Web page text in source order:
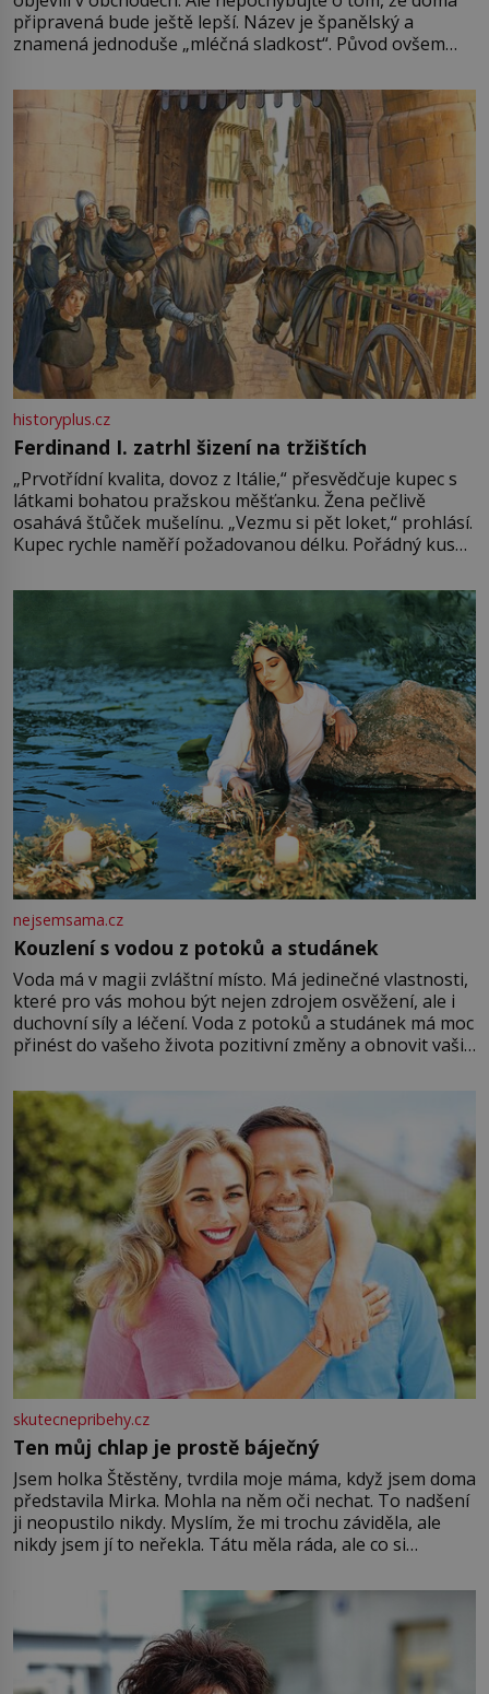
připravená bude ještě lepší. Název je španělský a
znamená jednoduše „mléčná sladkost“. Původ ovšem
pře hned několik latinskoamerických zemí a k tomu
Francie, kde se traduje,
historyplus.cz
Ferdinand I. zatrhl šizení na tržištích
„Prvotřídní kvalita, dovoz z Itálie,“ přesvědčuje kupec s
látkami bohatou pražskou měšťanku. Žena pečlivě
osahává štůček mušelínu. „Vezmu si pět loket,“ prohlásí.
Kupec rychle naměří požadovanou délku. Pořádný kus
milostpaní. Stačí jenom na sukni,“ zhodnotí švadlena
množství růžového mušelínu. „Ošidili vás, podívejte.“
nejsemsama.cz
Kouzlení s vodou z potoků a studánek
Voda má v magii zvláštní místo. Má jedinečné vlastnosti,
které pro vás mohou být nejen zdrojem osvěžení, ale i
duchovní síly a léčení. Voda z potoků a studánek má moc
přinést do vašeho života pozitivní změny a obnovit vaši
můžete obohatit své rituály a přinést do svého života
větší harmonii a klid. Je důležité
skutecnepribehy.cz
Ten můj chlap je prostě báječný
Jsem holka Štěstěny, tvrdila moje máma, když jsem doma
představila Mirka. Mohla na něm oči nechat. To nadšení
ji neopustilo nikdy. Myslím, že mi trochu záviděla, ale
nikdy jsem jí to neřekla. Tátu měla ráda, ale co si
Jsme spolu moc rádi Tehdy byla jiná doba, když